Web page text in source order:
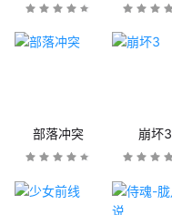
部落冲突 崩坏3